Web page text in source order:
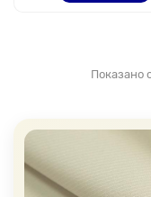
Показано